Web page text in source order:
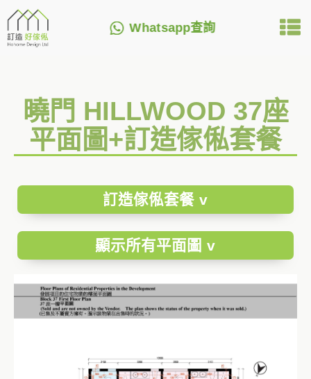
Whatsapp查詢
曉門 HILLWOOD 37座
平面圖+訂造傢俬套餐
訂造傢俬套餐 v
顯示所有平面圖 v